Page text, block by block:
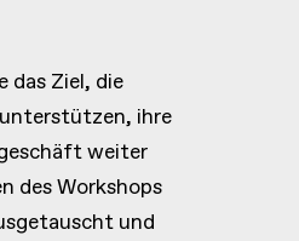
das Ziel, die
ihre
weiter
des Workshops
und